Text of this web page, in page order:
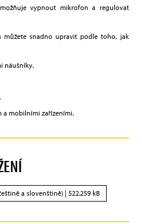
vypnout mikrofon a regulovat
můžete snadno upravit podle toho, jak
náušníky.
a mobilními zařízeními.
a slovenštině) | 522.259 kB